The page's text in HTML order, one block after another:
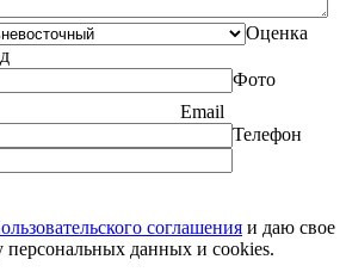
Оценка
Фото
Email
Телефон
соглашения и даю свое
персональных данных и cookies.